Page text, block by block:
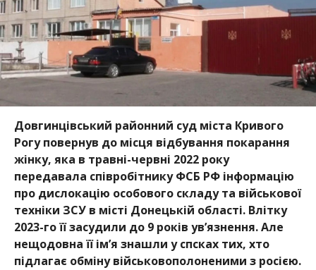
Довгинцівський районний суд міста Кривого
Рогу повернув до місця відбування покарання
жінку, яка в травні-червні 2022 року
передавала співробітнику ФСБ РФ інформацію
про дислокацію особового складу та військової
техніки ЗСУ в місті Донецькій області. Влітку
2023-го її засудили до 9 років увʼязнення. Але
нещодовна її ім’я знашли у спсках тих, хто
підлагає обміну військовополоненими з росією.